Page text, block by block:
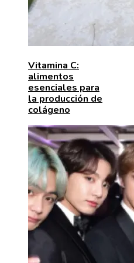
Vitamina C:
alimentos
esenciales para
la producción de
colágeno